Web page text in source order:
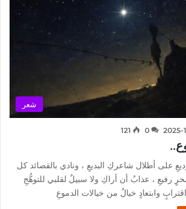
شعر
2025-
0
121
على أطلال شاعركِ البديعِ ، ونادي بالقصائد كل
، عذابٌ أن أراكِ ولا سبيلٌ لقلبي للتوهُّجِ
وابتعادٍ خيالٌ من خيالات الدموعِ